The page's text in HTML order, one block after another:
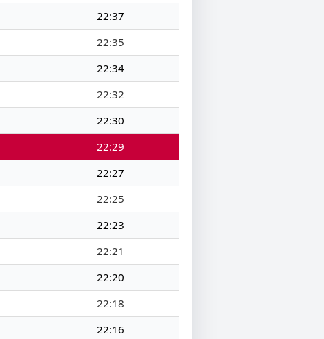
22:37
22:35
22:34
22:32
22:30
22:29
22:27
22:25
22:23
22:21
22:20
22:18
22:16